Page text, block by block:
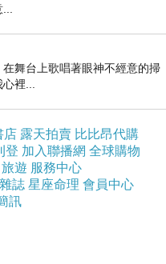
舞台上歌唱著眼神不經意的掃
裡...
店 露天拍賣 比比昂代購
登 加入聯播網 全球購物
旅遊 服務中心
雜誌 星座命理 會員中心
訊